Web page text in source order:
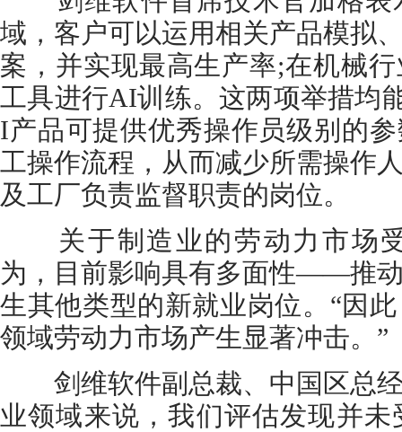
域，客户可以运用相关产品模拟
案，并实现最高生产率;在机械
工具进行AI训练。这两项举措均
I产品可提供优秀操作员级别的
工操作流程，从而减少所需操
及工厂负责监督职责的岗位。
关于制造业的劳动力市场
为，目前影响具有多面性——推
生其他类型的新就业岗位。“因
领域劳动力市场产生显著冲击。”
剑维软件副总裁、中国区总经
业领域来说，我们评估发现并